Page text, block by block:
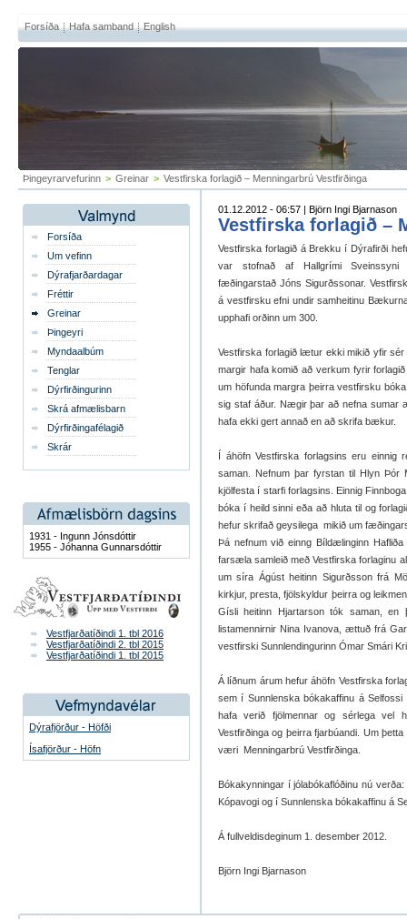
Forsíða Hafa samband English
Þingeyrarvefurinn > Greinar > Vestfirska forlagið – Menningarbrú Vestfirðinga
Forsíða
Um vefinn
Dýrafjarðardagar
Fréttir
Greinar
Þingeyri
Myndaalbúm
Tenglar
Dýrfirðingurinn
Skrá afmælisbarn
Dýrfirðingafélagið
Skrár
1931 - Ingunn Jónsdóttir
1955 - Jóhanna Gunnarsdóttir
Vestfjarðatíðindi 1. tbl 2016
Vestfjarðatíðindi 2. tbl 2015
Vestfjarðatíðindi 1. tbl 2015
Dýrafjörður - Höfði
Ísafjörður - Höfn
01.12.2012 - 06:57 | Björn Ingi Bjarnason
Vestfirska forlagið –
Vestfirska forlagið á Brekku í Dýrafirði
var stofnað af Hallgrími
fæðingarstað Jóns Sigurðssonar.
á vestfirsku efni undir samheitinu
upphafi orðinn um 300.
Vestfirska forlagið lætur ekki mikið yfir
margir hafa komið að verkum fyrir
um höfunda margra þeirra vestfirsku
sig staf áður. Nægir þar að nefna sumar
hafa ekki gert annað en að skrifa bækur.
Í áhöfn Vestfirska forlagsins eru einnig
saman. Nefnum þar fyrstan til Hlyn Þór
kjölfesta í starfi forlagsins. Einnig
bóka í heild sinni eða að hluta til og
hefur skrifað geysilega mikið um
Þá nefnum við einng Bíldælinginn
farsæla samleið með Vestfirska forlaginu
um síra Ágúst heitinn Sigurðsson frá
kirkjur, presta, fjölskyldur þeirra og
Gísli heitinn Hjartarson tók saman,
listamennirnir Nina Ivanova, ættuð frá
vestfirski Sunnlendingurinn Ómar Smári
Á líðnum árum hefur áhöfn Vestfirska
sem í Sunnlenska bókakaffinu á
hafa verið fjölmennar og sérlega vel
Vestfirðinga og þeirra fjarbúandi. Um
væri Menningarbrú Vestfirðinga.
Bókakynningar í jólabókaflóðinu nú
Kópavogi og í Sunnlenska bókakaffinu á
Á fullveldisdeginum
Björn Ingi Bjarnason